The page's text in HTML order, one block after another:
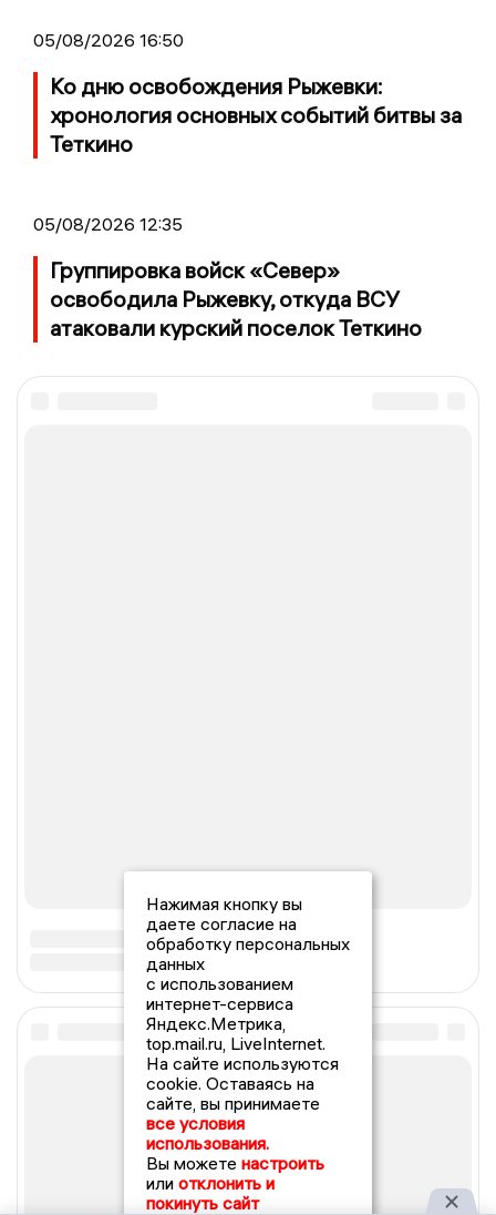
05/08/2026 16:50
Ко дню освобождения Рыжевки:
хронология основных событий битвы за
Теткино
05/08/2026 12:35
Группировка войск «Север»
освободила Рыжевку, откуда ВСУ
атаковали курский поселок Теткино
Нажимая кнопку вы
даете согласие на
обработку персональных
данных
с использованием
интернет-сервиса
Яндекс.Метрика,
top.mail.ru, LiveInternet.
На сайте используются
cookie. Оставаясь на
сайте, вы принимаете
все условия
использования.
Вы можете настроить
или отклонить и
покинуть сайт